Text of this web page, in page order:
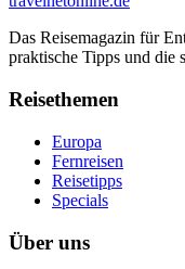
Das Reisemagazin für
praktische Tipps und die
Reisethemen
Europa
Fernreisen
Reisetipps
Specials
Über uns